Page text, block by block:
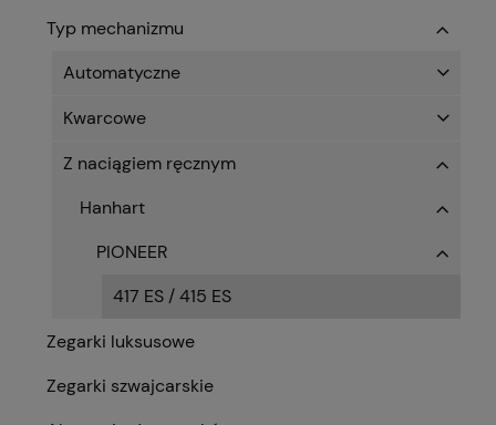
Typ mechanizmu
Automatyczne
Kwarcowe
Z naciągiem ręcznym
Hanhart
PIONEER
417 ES / 415 ES
Zegarki luksusowe
Zegarki szwajcarskie